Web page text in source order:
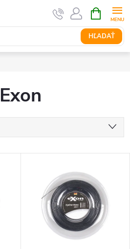
HĽADAŤ
KOŠÍK
Exon